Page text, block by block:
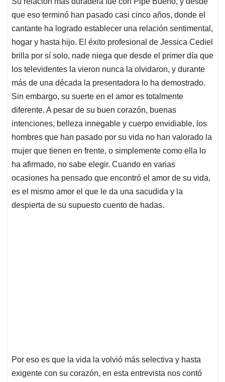
s
A
p
p
b
o
o
k
e
d
I
n
l
a
d
s
que eso terminó han pasado casi cinco años, donde el
cantante ha logrado establecer una relación sentimental,
hogar y hasta hijo. El éxito profesional de Jessica Cediel
brilla por sí solo, nade niega que desde el primer día que
los televidentes la vieron nunca la olvidaron, y durante
más de una década la presentadora lo ha demostrado.
Sin embargo, su suerte en el amor es totalmente
diferente. A pesar de su buen corazón, buenas
intenciones, belleza innegable y cuerpo envidiable, los
hombres que han pasado por su vida no han valorado la
mujer que tienen en frente, o simplemente como ella lo
ha afirmado, no sabe elegir. Cuando en varias
ocasiones ha pensado que encontró el amor de su vida,
es el mismo amor el que le da una sacudida y la
despierta de su supuesto cuento de hadas.
Por eso es que la vida la volvió más selectiva y hasta
exigente con su corazón, en esta entrevista nos contó